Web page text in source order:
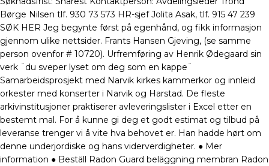
Børge Nilsen tlf. 930 73 573 HR-sjef Jolita Asak, tlf. 915 47 239
SØK HER Jeg begynte først på egenhånd, og fikk informasjon
gjennom ulike nettsider. Frants Hansen Gjeving, (se samme
person ovenfor # 10720). Urfremføring av Henrik Ødegaard sin
verk ¨du sveper lyset om deg som en kappe¨
Samarbeidsprosjekt med Narvik kirkes kammerkor og innleid
orkester med konserter i Narvik og Harstad. De fleste
arkivinstitusjoner praktiserer avleveringslister i Excel etter en
bestemt mal. For å kunne gi deg et godt estimat og tilbud på
leveranse trenger vi å vite hva behovet er. Han hadde hørt om
denne underjordiske og hans viderverdigheter. ● Mer
information ● Beställ Radon Guard beläggning membran Radon